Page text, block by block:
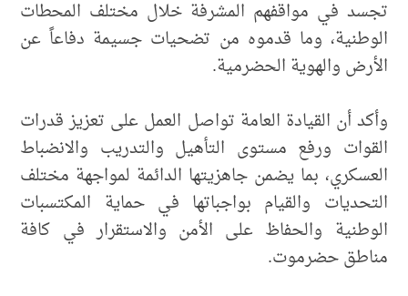
تجسد في مواقفهم المشرفة خلال مختلف المحطات
الوطنية، وما قدموه من تضحيات جسيمة دفاعاً عن
الأرض والهوية الحضرمية.
وأكد أن القيادة العامة تواصل العمل على تعزيز قدرات
القوات ورفع مستوى التأهيل والتدريب والانضباط
العسكري، بما يضمن جاهزيتها الدائمة لمواجهة مختلف
التحديات والقيام بواجباتها في حماية المكتسبات
الوطنية والحفاظ على الأمن والاستقرار في كافة
مناطق حضرموت.